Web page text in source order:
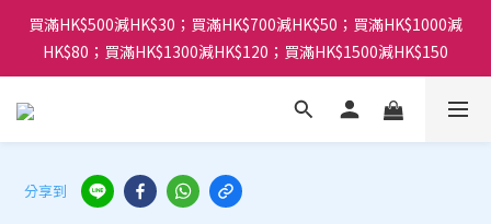
買滿HK$500減HK$30；買滿HK$700減HK$50；買滿HK$1000減
HK$80；買滿HK$1300減HK$120；買滿HK$1500減HK$150
分享到